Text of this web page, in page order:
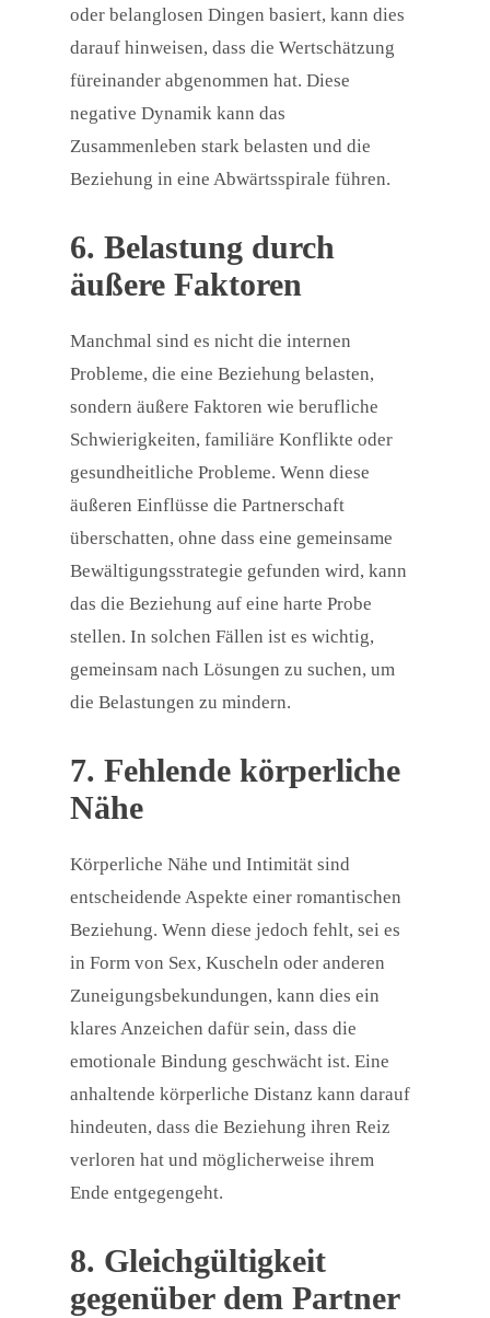
oder belanglosen Dingen basiert, kann dies
darauf hinweisen, dass die Wertschätzung
füreinander abgenommen hat. Diese
negative Dynamik kann das
Zusammenleben stark belasten und die
Beziehung in eine Abwärtsspirale führen.
6. Belastung durch
äußere Faktoren
Manchmal sind es nicht die internen
Probleme, die eine Beziehung belasten,
sondern äußere Faktoren wie berufliche
Schwierigkeiten, familiäre Konflikte oder
gesundheitliche Probleme. Wenn diese
äußeren Einflüsse die Partnerschaft
überschatten, ohne dass eine gemeinsame
Bewältigungsstrategie gefunden wird, kann
das die Beziehung auf eine harte Probe
stellen. In solchen Fällen ist es wichtig,
gemeinsam nach Lösungen zu suchen, um
die Belastungen zu mindern.
7. Fehlende körperliche
Nähe
Körperliche Nähe und Intimität sind
entscheidende Aspekte einer romantischen
Beziehung. Wenn diese jedoch fehlt, sei es
in Form von Sex, Kuscheln oder anderen
Zuneigungsbekundungen, kann dies ein
klares Anzeichen dafür sein, dass die
emotionale Bindung geschwächt ist. Eine
anhaltende körperliche Distanz kann darauf
hindeuten, dass die Beziehung ihren Reiz
verloren hat und möglicherweise ihrem
Ende entgegengeht.
8. Gleichgültigkeit
gegenüber dem Partner